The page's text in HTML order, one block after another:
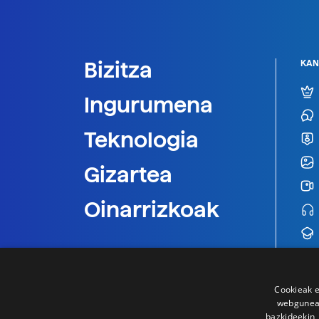
Bizitza
Ingurumena
Teknologia
Gizartea
Oinarrizkoak
Cookieak